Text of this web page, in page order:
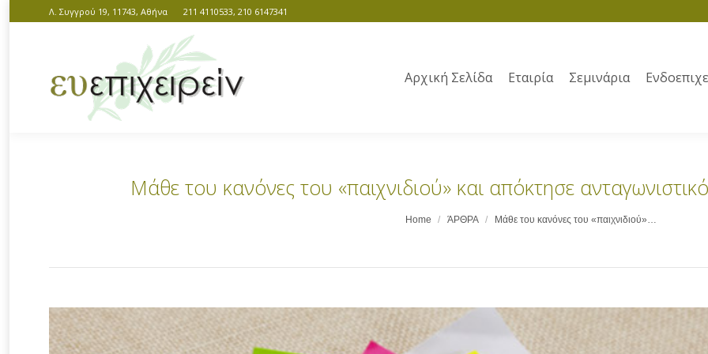
Λ. Συγγρού 19, 11743, Αθήνα 211 4110533, 210 6147341
Αρχική Σελίδα Εταιρία Σεμινάρια
Μάθε του κανόνες του «παιχνιδιού» και απόκτησε
Home ΆΡΘΡΑ Μάθε του κανόνες του «παιχνιδιού»…